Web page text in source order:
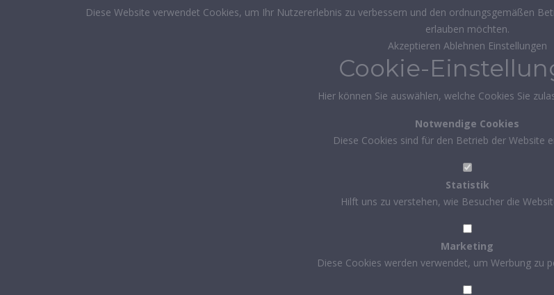
Diese Website verwendet Cookies, um Ihr Nutzererlebnis zu verbessern und den ordnungsgemäßen
erlauben möchten.
Akzeptieren Ablehnen Einstellungen
Cookie-
Hier können Sie auswählen, welche Cookies Sie
Notwendige Cookies
Diese Cookies sind für den Betrieb der Website
Statistik
Hilft uns zu verstehen, wie Besucher die
Marketing
Diese Cookies werden verwendet, um Werbung zu